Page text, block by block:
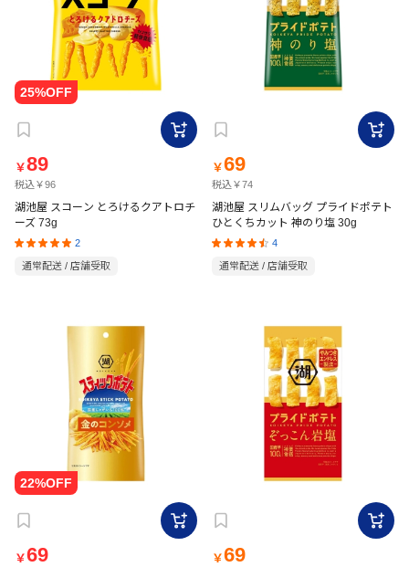
￥89
税込￥96
湖池屋 スコーン とろけるクアトロチ
ーズ 73g
2
通常配送 / 店舗受取
￥69
税込￥74
湖池屋 スリムバッグ プライドポテト
ひとくちカット 神のり塩 30g
4
通常配送 / 店舗受取
￥69 ￥69